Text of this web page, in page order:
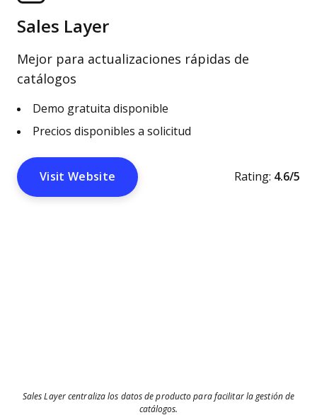
Sales Layer
Mejor para actualizaciones rápidas de
catálogos
Demo gratuita disponible
Precios disponibles a solicitud
Visit Website Rating: 4.6/5
Sales Layer centraliza los datos de producto para facilitar la gestión de
catálogos.